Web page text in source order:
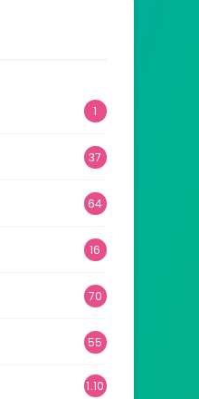
1
37
64
16
70
55
1.10